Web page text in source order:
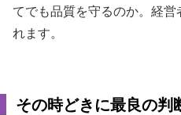
てでも品質を守るのか。経
れます。
その時どきに最良の判